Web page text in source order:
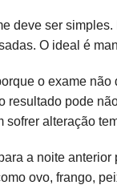
deve ser
O ideal é
o exame
resultado pode
sofrer alteração
a noite
ovo, frango,